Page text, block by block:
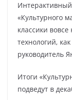
Интерактивный
«Культурного
классики
технологий,
руководитель
Итоги
подведут в